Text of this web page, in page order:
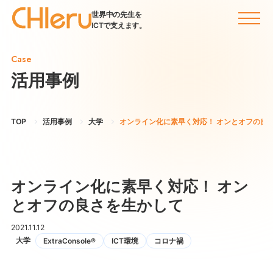
世界中の先生を
ICTで支えます。
Case
活用事例
TOP 活用事例 大学 オンライン化に素早く対応！ オンとオフの良
オンライン化に素早く対応！ オン
とオフの良さを生かして
2021.11.12
大学
ExtraConsole® ICT環境 コロナ禍